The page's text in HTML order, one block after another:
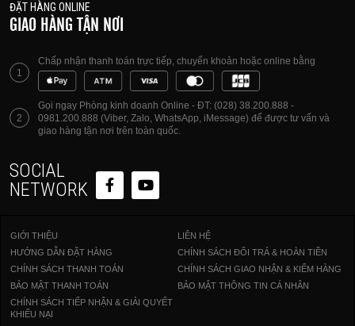
ĐẶT HÀNG ONLINE
GIAO HÀNG TẬN NƠI
1
Chấp nhận thanh toán trực tiếp, chuyển khoản hoặc online bằng
2
Gọi ngay Phòng kinh doanh Online - ĐT: (028) 38.200.888 -
0981.200.888 (Viber, Zalo, WhatsApp, iMessage) để được tư vấn và
giao hàng tận nơi trên toàn quốc.
SOCIAL
NETWORK
GIỚI THIỆU
LIÊN HỆ
HƯỚNG DẪN ĐẶT HÀNG
CHÍNH SÁCH ĐỔI TRẢ & HOÀN TIỀN
CHÍNH SÁCH THANH TOÁN
CHÍNH SÁCH GIAO NHẬN & KIỂM HÀNG
BẢO MẬT THANH TOÁN
BẢO MẬT THÔNG TIN CÁ NHÂN
CHÍNH SÁCH TIẾP NHẬN & GIẢI QUYẾT
KHIẾU NẠI